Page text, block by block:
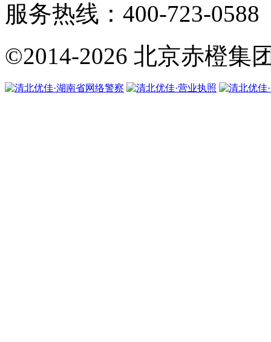
服务热线：400-723-0588
©2014-2026 北京赤橙集